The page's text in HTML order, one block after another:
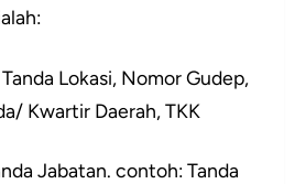
Lokasi, Nomor Gudep,
Kwartir Daerah, TKK
Jabatan. contoh: Tanda